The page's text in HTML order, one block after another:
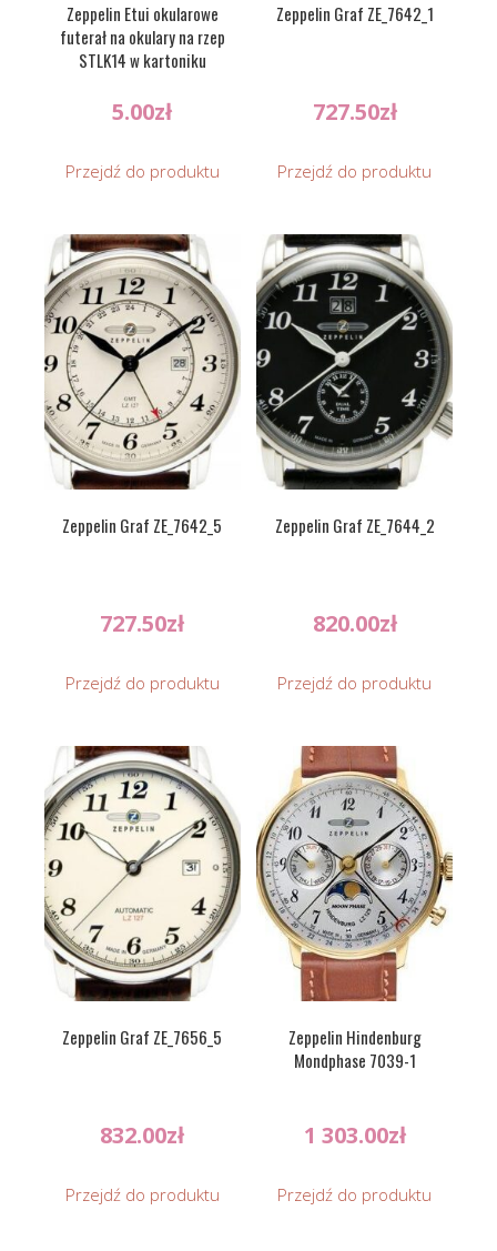
Zeppelin Etui okularowe
futerał na okulary na rzep
STLK14 w kartoniku
5.00zł
Przejdź do produktu
Zeppelin Graf ZE_7642_1
727.50zł
Przejdź do produktu
Zeppelin Graf ZE_7642_5
727.50zł
Przejdź do produktu
Zeppelin Graf ZE_7644_2
820.00zł
Przejdź do produktu
Zeppelin Graf ZE_7656_5
832.00zł
Przejdź do produktu
Zeppelin Hindenburg
Mondphase 7039-1
1 303.00zł
Przejdź do produktu